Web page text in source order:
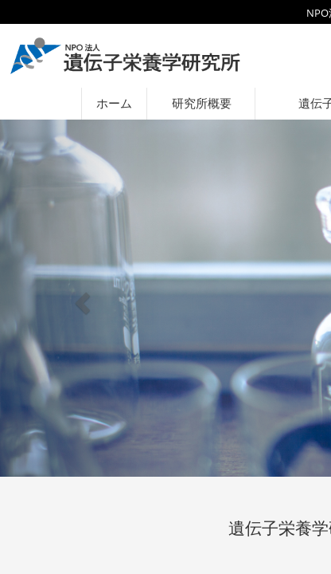
ホーム 研究所概要 遺伝
遺伝子栄養